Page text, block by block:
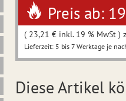
Preis ab:
( 23,21 € inkl. 19 % MwSt )
Lieferzeit: 5 bis 7 Werktage je
Diese Artikel